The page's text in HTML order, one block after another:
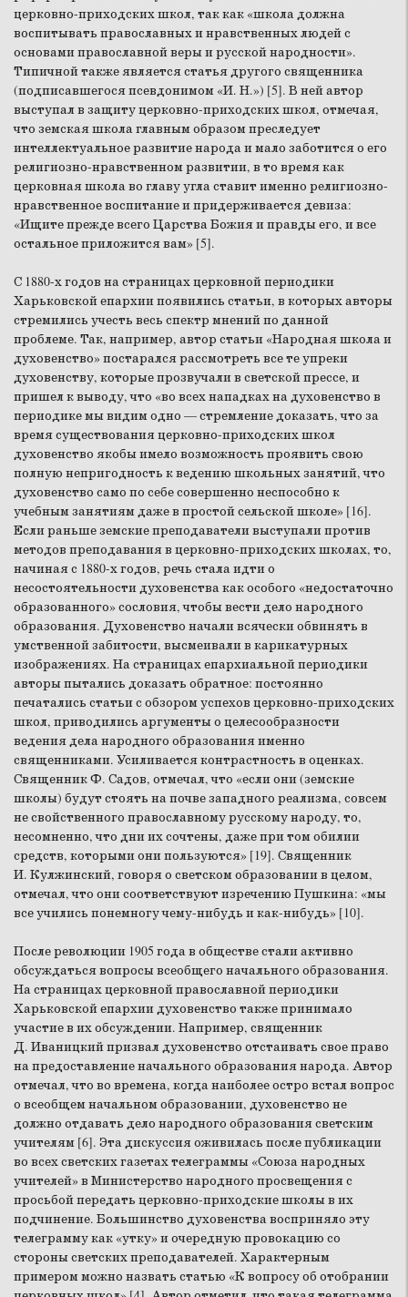
церковно-приходских школ, так как «школа должна
воспитывать православных и нравственных людей с
основами православной веры и русской народности».
Типичной также является статья другого священника
(подписавшегося псевдонимом «И. Н.») [5]. В ней автор
выступал в защиту церковно-приходских школ, отмечая,
что земская школа главным образом преследует
интеллектуальное развитие народа и мало заботится о его
религиозно-нравственном развитии, в то время как
церковная школа во главу угла ставит именно религиозно-
нравственное воспитание и придерживается девиза:
«Ищите прежде всего Царства Божия и правды его, и все
остальное приложится вам» [5].
С 1880-х годов на страницах церковной периодики
Харьковской епархии появились статьи, в которых авторы
стремились учесть весь спектр мнений по данной
проблеме. Так, например, автор статьи «Народная школа и
духовенство» постарался рассмотреть все те упреки
духовенству, которые прозвучали в светской прессе, и
пришел к выводу, что «во всех нападках на духовенство в
периодике мы видим одно — стремление доказать, что за
время существования церковно-приходских школ
духовенство якобы имело возможность проявить свою
полную непригодность к ведению школьных занятий, что
духовенство само по себе совершенно неспособно к
учебным занятиям даже в простой сельской школе» [16].
Если раньше земские преподаватели выступали против
методов преподавания в церковно-приходских школах, то,
начиная с 1880-х годов, речь стала идти о
несостоятельности духовенства как особого «недостаточно
образованного» сословия, чтобы вести дело народного
образования. Духовенство начали всячески обвинять в
умственной забитости, высмеивали в карикатурных
изображениях. На страницах епархиальной периодики
авторы пытались доказать обратное: постоянно
печатались статьи с обзором успехов церковно-приходских
школ, приводились аргументы о целесообразности
ведения дела народного образования именно
священниками. Усиливается контрастность в оценках.
Священник Ф. Садов, отмечал, что «если они (земские
школы) будут стоять на почве западного реализма, совсем
не свойственного православному русскому народу, то,
несомненно, что дни их сочтены, даже при том обилии
средств, которыми они пользуются» [19]. Священник
И. Кулжинский, говоря о светском образовании в целом,
отмечал, что они соответствуют изречению Пушкина: «мы
все учились понемногу чему-нибудь и как-нибудь» [10].
После революции 1905 года в обществе стали активно
обсуждаться вопросы всеобщего начального образования.
На страницах церковной православной периодики
Харьковской епархии духовенство также принимало
участие в их обсуждении. Например, священник
Д. Иваницкий призвал духовенство отстаивать свое право
на предоставление начального образования народа. Автор
отмечал, что во времена, когда наиболее остро встал вопрос
о всеобщем начальном образовании, духовенство не
должно отдавать дело народного образования светским
учителям [6]. Эта дискуссия оживилась после публикации
во всех светских газетах телеграммы «Союза народных
учителей» в Министерство народного просвещения с
просьбой передать церковно-приходские школы в их
подчинение. Большинство духовенства восприняло эту
телеграмму как «утку» и очередную провокацию со
стороны светских преподавателей. Характерным
примером можно назвать статью «К вопросу об отобрании